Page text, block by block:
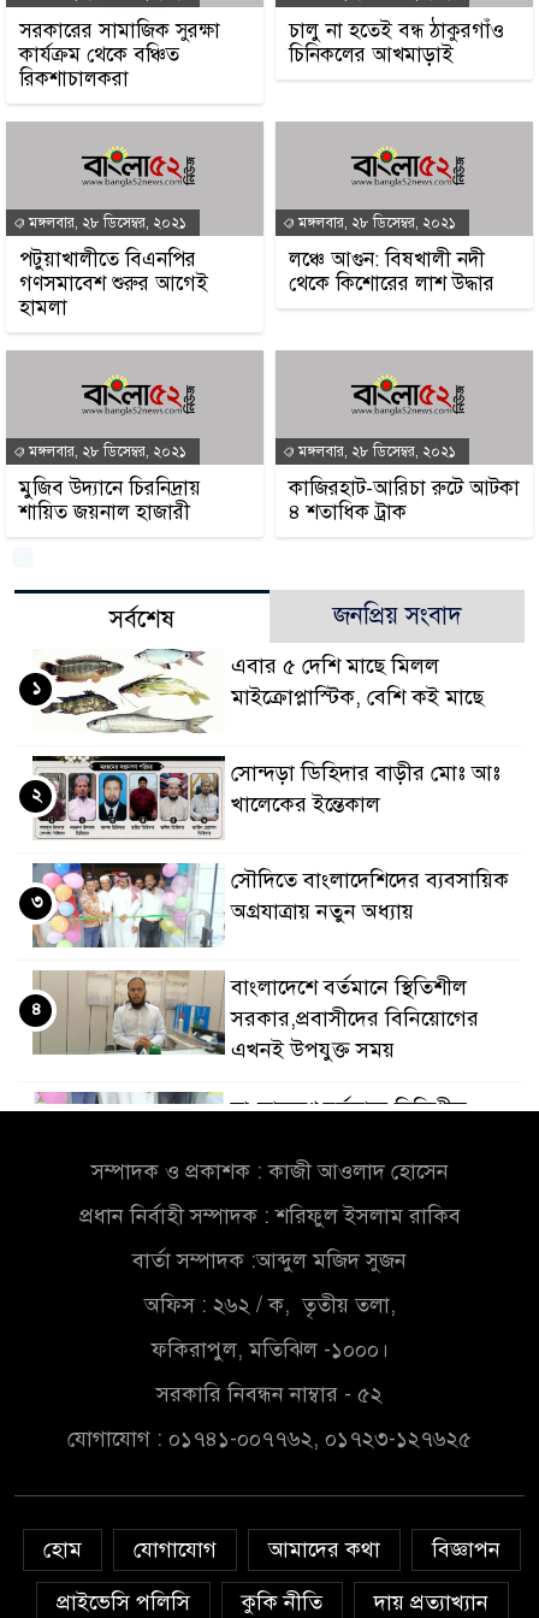
সরকারের সামাজিক সুরক্ষা
কার্যক্রম থেকে বঞ্চিত
রিকশাচালকরা
চালু না হতেই বন্ধ ঠাকুরগাঁও
চিনিকলের আখমাড়াই
মঙ্গলবার, ২৮ ডিসেম্বর, ২০২১
পটুয়াখালীতে বিএনপির
গণসমাবেশ শুরুর আগেই
হামলা
মঙ্গলবার, ২৮ ডিসেম্বর, ২০২১
লঞ্চে আগুন: বিষখালী নদী
থেকে কিশোরের লাশ উদ্ধার
মঙ্গলবার, ২৮ ডিসেম্বর, ২০২১
মুজিব উদ্যানে চিরনিদ্রায়
শায়িত জয়নাল হাজারী
মঙ্গলবার, ২৮ ডিসেম্বর, ২০২১
কাজিরহাট-আরিচা রুটে আটকা
৪ শতাধিক ট্রাক
সর্বশেষ জনপ্রিয় সংবাদ
এবার ৫ দেশি মাছে মিলল
মাইক্রোপ্লাস্টিক, বেশি কই মাছে
১
সোন্দড়া ডিহিদার বাড়ীর মোঃ আঃ
খালেকের ইন্তেকাল
২
সৌদিতে বাংলাদেশিদের ব্যবসায়িক
অগ্রযাত্রায় নতুন অধ্যায়
৩
বাংলাদেশে বর্তমানে স্থিতিশীল
সরকার,প্রবাসীদের বিনিয়োগের
এখনই উপযুক্ত সময়
৪
বাংলাদেশে বর্তমানে স্থিতিশীল
এখনই উপযুক্ত সময়
চাঁদপুরে মাটির নিচে গাঁজার ড্রাম,
মাদক কারবারি আটক
লুটপাট ও পাচারমুখী বাজেট
সংশোধনের দাবিতে ফরিদগঞ্জে
অহিংস গণঅভ্যুত্থান বাংলাদেশের
উঠান বৈঠক
অনলাইন জুয়ার অবৈধ লেনদেনে
ক্ষুব্ধ এলাকাবাসী।।
জিয়ানগরের বলেশ্বর নদীতে যৌথ
সম্পাদক ও প্রকাশক : কাজী আওলাদ হোসেন
প্রধান নির্বাহী সম্পাদক : শরিফুল ইসলাম রাকিব
বার্তা সম্পাদক :আব্দুল মজিদ সুজন
অফিস : ২৬২ / ক, তৃতীয় তলা,
ফকিরাপুল, মতিঝিল -১০০০।
সরকারি নিবন্ধন নাম্বার - ৫২
যোগাযোগ : ০১৭৪১-০০৭৭৬২, ০১৭২৩-১২৭৬২৫
হোম যোগাযোগ আমাদের কথা
বিজ্ঞাপন
প্রাইভেসি পলিসি
কুকি নীতি দায় প্রত্যাখ্যান